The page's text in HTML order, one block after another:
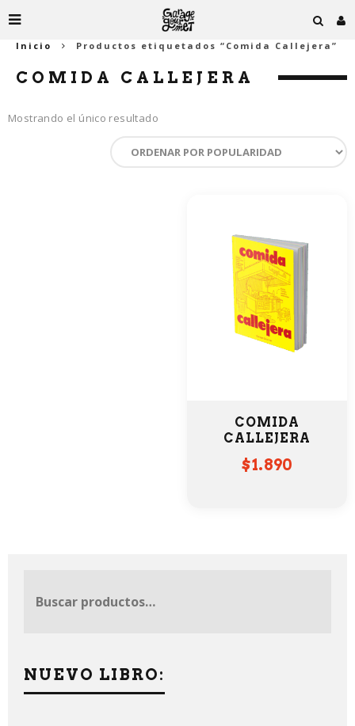
Inicio Productos etiquetados “Comida Callejera”
COMIDA CALLEJERA
Mostrando el único resultado
COMIDA
CALLEJERA
$1.890
NUEVO LIBRO: